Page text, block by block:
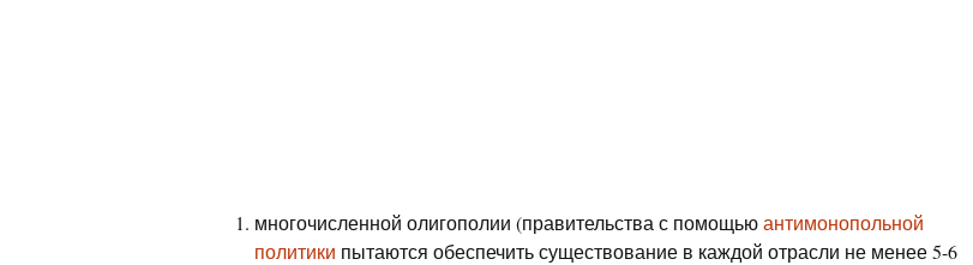
многочисленной олигополии (правительства с помощьюантимонопольной
политики пытаются обеспечить существование в каждой отрасли не менее 5-6